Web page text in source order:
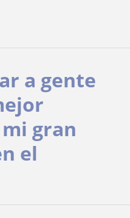
a gente
gran
el